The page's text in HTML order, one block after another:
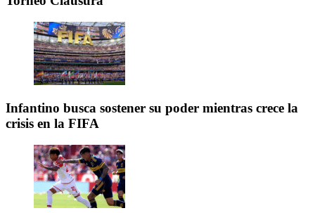
Infantino busca sostener su poder mientras crece la
crisis en la FIFA